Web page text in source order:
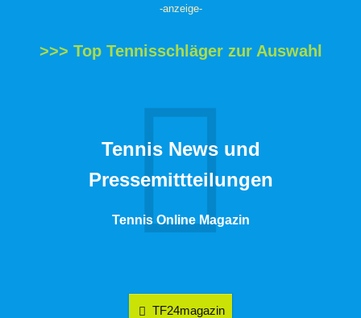
-anzeige-
>>> Top Tennisschläger zur Auswahl
Tennis News und
Pressemittteilungen
Tennis Online Magazin
TF24magazin